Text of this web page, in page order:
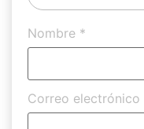
Nombre *
Correo electrónico